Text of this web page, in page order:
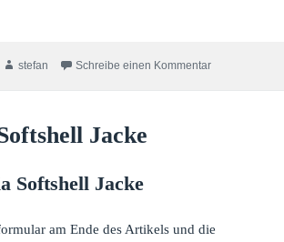
Autor
stefan Schreibe einen Kommentarzu Nicht
Jacke
Softshell Jacke
am Ende des Artikels und die